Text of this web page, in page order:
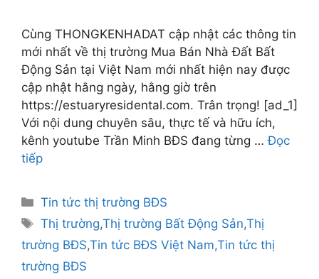
Cùng THONGKENHADAT cập nhật các thông tin
mới nhất về thị trường Mua Bán Nhà Đất Bất
Động Sản tại Việt Nam mới nhất hiện nay được
cập nhật hằng ngày, hằng giờ trên
https://estuaryresidental.com. Trân trọng! [ad_1]
Với nội dung chuyên sâu, thực tế và hữu ích,
kênh youtube Trần Minh BĐS đang từng …Đọc
tiếp
Danh
mục
Tin tức thị trường BĐS
Thẻ
Thị trường,Thị trường Bất Động Sản,Thị
trường BĐS,Tin tức BĐS Việt Nam,Tin tức thị
trường BĐS